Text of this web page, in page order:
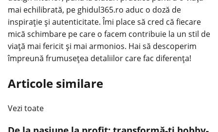
mai echilibrată, pe ghidul365.ro aduc o doză de
inspirație și autenticitate. Îmi place să cred că fiecare
mică schimbare pe care o facem contribuie la un stil de
viață mai fericit și mai armonios. Hai să descoperim
împreună frumusețea detaliilor care fac diferența!
Articole similare
Vezi toate